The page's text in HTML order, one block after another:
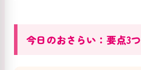
今日のおさらい：要点3つ